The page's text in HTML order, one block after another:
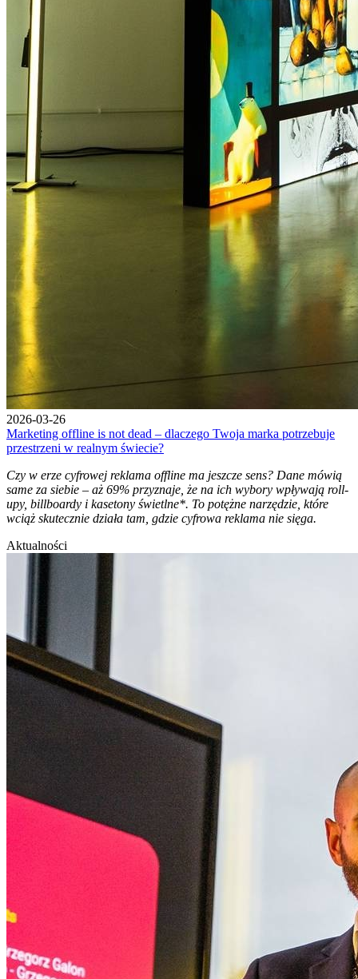
2026-03-26
Marketing offline is not dead – dlaczego Twoja marka potrzebuje
przestrzeni w realnym świecie?
Czy w erze cyfrowej reklama offline ma jeszcze sens? Dane mówią
same za siebie – aż 69% przyznaje, że na ich wybory wpływają roll-
upy, billboardy i kasetony świetlne*. To potężne narzędzie, które
wciąż skutecznie działa tam, gdzie cyfrowa reklama nie sięga.
Aktualności